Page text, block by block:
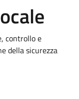
controllo e
della sicurezza